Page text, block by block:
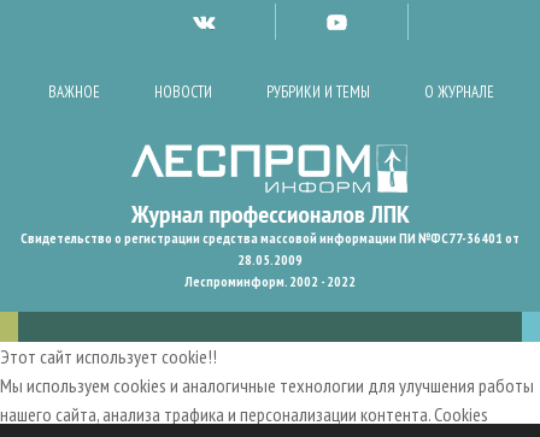
ВАЖНОЕ НОВОСТИ РУБРИКИ И ТЕМЫ О ЖУРНАЛЕ
Свидетельство о регистрации средства массовой информации ПИ №ФС77-36401 от
28.05.2009
Леспроминформ. 2002 - 2022
Этот сайт использует cookie!!
Мы используем cookies и аналогичные технологии для улучшения работы
нашего сайта, анализа трафика и персонализации контента. Cookies